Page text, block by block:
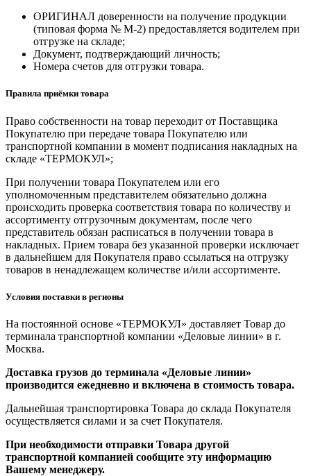
ОРИГИНАЛ доверенности на получение продукции
(типовая форма № М-2) предоставляется водителем при
отгрузке на складе;
Документ, подтверждающий личность;
Номера счетов для отгрузки товара.
Правила приёмки товара
Право собственности на товар переходит от Поставщика
Покупателю при передаче товара Покупателю или
транспортной компании в момент подписания накладных на
складе «ТЕРМОКУЛ»;
При получении товара Покупателем или его
уполномоченным представителем обязательно должна
происходить проверка соответствия товара по количеству и
ассортименту отгрузочным документам, после чего
представитель обязан расписаться в получении товара в
накладных. Прием товара без указанной проверки исключает
в дальнейшем для Покупателя право ссылаться на отгрузку
товаров в ненадлежащем количестве и/или ассортименте.
Условия поставки в регионы
На постоянной основе «ТЕРМОКУЛ» доставляет Товар до
терминала транспортной компании «Деловые линии» в г.
Москва.
Доставка грузов до терминала «Деловые линии»
производится ежедневно и включена в стоимость товара.
Дальнейшая транспортировка Товара до склада Покупателя
осуществляется силами и за счет Покупателя.
При необходимости отправки Товара другой
транспортной компанией сообщите эту информацию
Вашему менеджеру.